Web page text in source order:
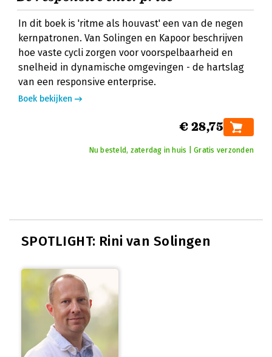
In dit boek is 'ritme als houvast' een van de negen
kernpatronen. Van Solingen en Kapoor beschrijven
hoe vaste cycli zorgen voor voorspelbaarheid en
snelheid in dynamische omgevingen - de hartslag
van een responsive enterprise.
Boek bekijken
€ 28,75
Nu besteld, zaterdag in huis | Gratis verzonden
SPOTLIGHT: Rini van Solingen